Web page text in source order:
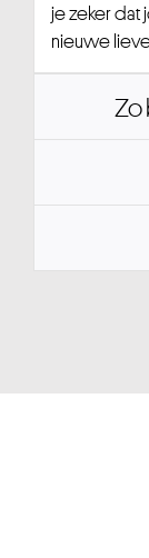
je zeker dat
nieuwe
Zo